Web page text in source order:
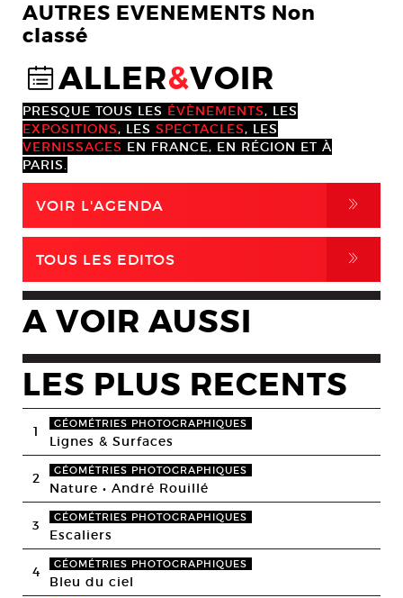
AUTRES EVENEMENTS Non
classé
@ALLER&VOIR
PRESQUE TOUS LES ÉVÈNEMENTS, LES
EXPOSITIONS, LES SPECTACLES, LES
VERNISSAGES EN FRANCE, EN RÉGION ET À
PARIS.
VOIR L'AGENDA ,
TOUS LES EDITOS ,
A VOIR AUSSI
LES PLUS RECENTS
1 GÉOMÉTRIES PHOTOGRAPHIQUES
Lignes & Surfaces
2 GÉOMÉTRIES PHOTOGRAPHIQUES
Nature • André Rouillé
3 GÉOMÉTRIES PHOTOGRAPHIQUES
Escaliers
4 GÉOMÉTRIES PHOTOGRAPHIQUES
Bleu du ciel